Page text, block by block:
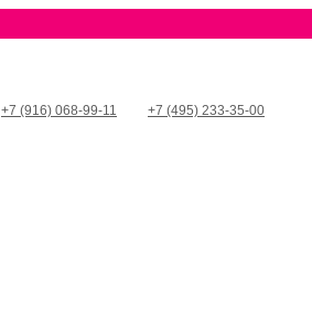
+7 (916) 068-99-11 +7 (495) 233-35-00